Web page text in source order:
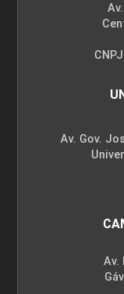
Av. Gov.
Av.